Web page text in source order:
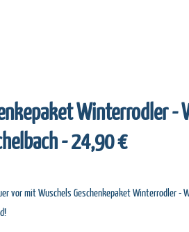
Winterrodler -
- 24,90 €
vor mit Wuschels Geschenkepaket Winterrodler -